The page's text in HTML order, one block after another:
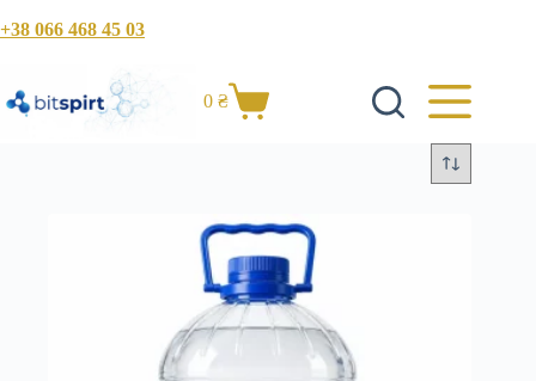
к
+38 066 468 45 03
Корзина
0 ₴